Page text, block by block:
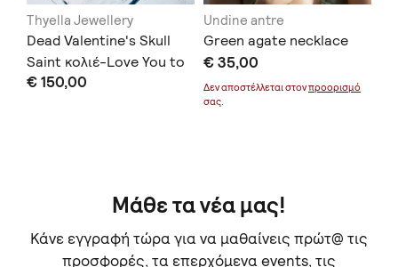
Thyella Jewellery
Dead Valentine's Skull
Saint κολιέ-Love You to
Death Collection
€ 150,00
Undine antre
Green agate necklace
€ 35,00
Δεν αποστέλλεται στονπροορισμό
σας.
Μάθε τα νέα μας!
Κάνε εγγραφή τώρα για να μαθαίνεις πρώτ@ τις
προσφορές, τα επερχόμενα events, τις